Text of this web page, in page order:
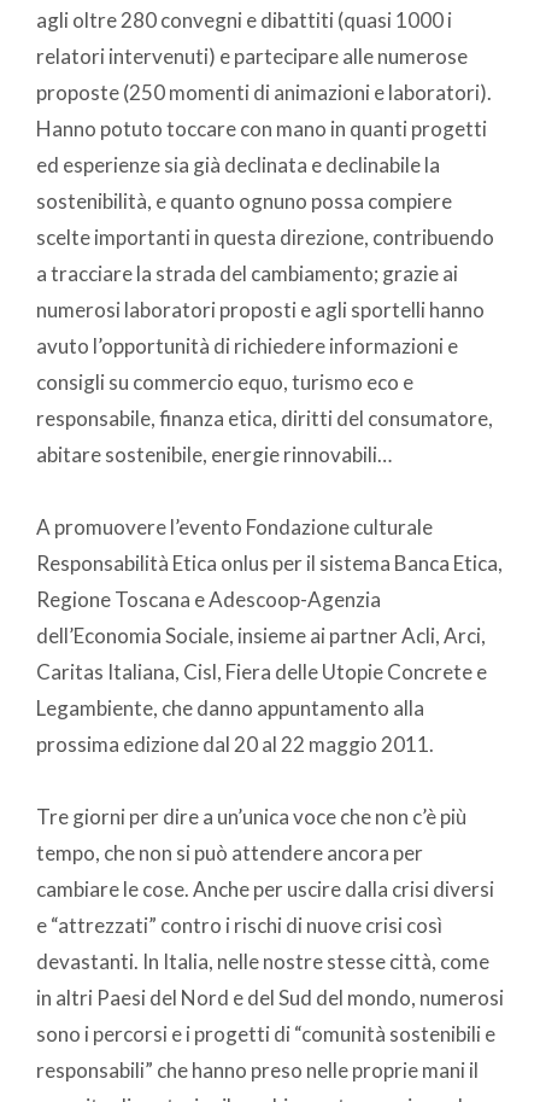
agli oltre 280 convegni e dibattiti (quasi 1000 i
relatori intervenuti) e partecipare alle numerose
proposte (250 momenti di animazioni e laboratori).
Hanno potuto toccare con mano in quanti progetti
ed esperienze sia già declinata e declinabile la
sostenibilità, e quanto ognuno possa compiere
scelte importanti in questa direzione, contribuendo
a tracciare la strada del cambiamento; grazie ai
numerosi laboratori proposti e agli sportelli hanno
avuto l’opportunità di richiedere informazioni e
consigli su commercio equo, turismo eco e
responsabile, finanza etica, diritti del consumatore,
abitare sostenibile, energie rinnovabili…
A promuovere l’evento Fondazione culturale
Responsabilità Etica onlus per il sistema Banca Etica,
Regione Toscana e Adescoop-Agenzia
dell’Economia Sociale, insieme ai partner Acli, Arci,
Caritas Italiana, Cisl, Fiera delle Utopie Concrete e
Legambiente, che danno appuntamento alla
prossima edizione dal 20 al 22 maggio 2011.
Tre giorni per dire a un’unica voce che non c’è più
tempo, che non si può attendere ancora per
cambiare le cose. Anche per uscire dalla crisi diversi
e “attrezzati” contro i rischi di nuove crisi così
devastanti. In Italia, nelle nostre stesse città, come
in altri Paesi del Nord e del Sud del mondo, numerosi
sono i percorsi e i progetti di “comunità sostenibili e
responsabili” che hanno preso nelle proprie mani il